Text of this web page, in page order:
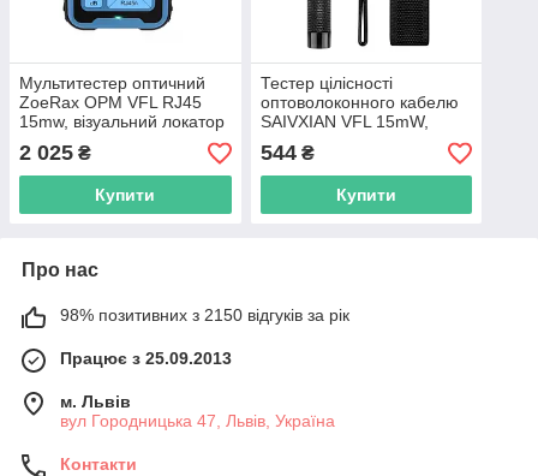
Мультитестер оптичний
ZoeRax OPM VFL RJ45
15mw, візуальний локатор
пошкоджень, вимірювач
потужності
2 025 ₴
Купити
Тестер цілісності
оптоволоконного кабелю
SAIVXIAN VFL 15mW,
лазерний локатор
пошкоджень для оптики
544₴
Купити
Про нас
98% позитивних з 2150 відгуків за рік
Працює з 25.09.2013
м. Львів
вул Городницька 47, Львів, Україна
Контакти